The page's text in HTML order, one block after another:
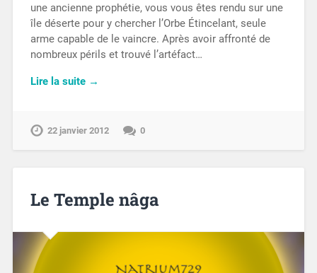
une ancienne prophétie, vous vous êtes rendu sur une
île déserte pour y chercher l’Orbe Étincelant, seule
arme capable de le vaincre. Après avoir affronté de
nombreux périls et trouvé l’artéfact…
Lire la suite →
22 janvier 2012 0
Le Temple nâga